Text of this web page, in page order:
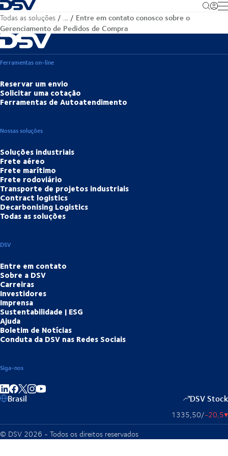
Voltar à página inicial
Todas as soluções …
Entre em contato conosco sobre o
Gerenciamento de Pedidos de Compra
Ferramentas on-line
Reservar um envio
Solicitar uma cotação
Ferramentas de Autoatendimento
Nossas soluções
Soluções industriais
Frete aéreo
Frete marítimo
Frete rodoviário
Transporte de projetos industriais
Contract logistics
Decarbonising Logistics
Todas as soluções
DSV
Entre em contato
Sobre a DSV
Carreiras
Investidores
Imprensa
Sustentabilidade | ESG
Ajuda
Boletim de Notícias
Conduta da DSV nas Redes Sociais
Siga-nos
Partilhar no LinkedIn
Partilhar no Facebook
Brasil DSV Stock
1335,50/-20,5▴
© DSV 2026 - Todos os direitos reservados